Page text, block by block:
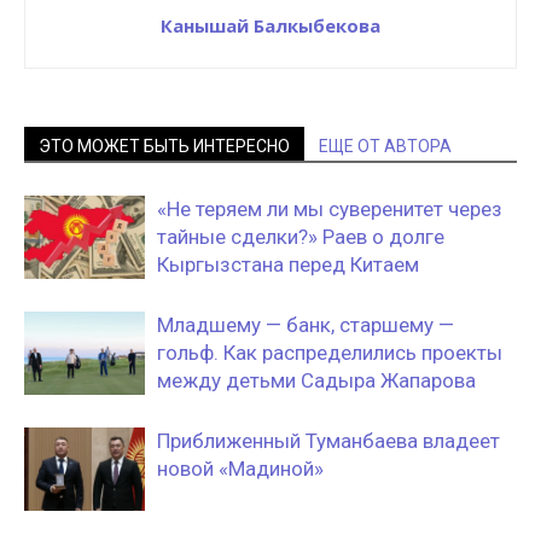
Канышай Балкыбекова
ЭТО МОЖЕТ БЫТЬ ИНТЕРЕСНО ЕЩЕ ОТ АВТОРА
«Не теряем ли мы суверенитет через
тайные сделки?» Раев о долге
Кыргызстана перед Китаем
Младшему — банк, старшему —
гольф. Как распределились проекты
между детьми Садыра Жапарова
Приближенный Туманбаева владеет
новой «Мадиной»